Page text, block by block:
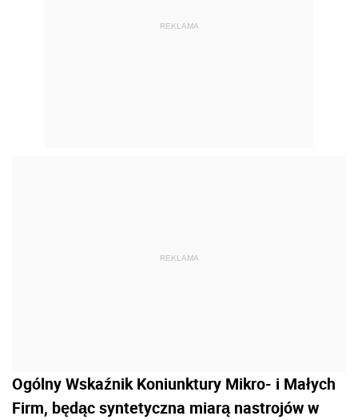
REKLAMA
REKLAMA
Ogólny Wskaźnik Koniunktury Mikro- i Małych
Firm, będąc syntetyczna miarą nastrojów w